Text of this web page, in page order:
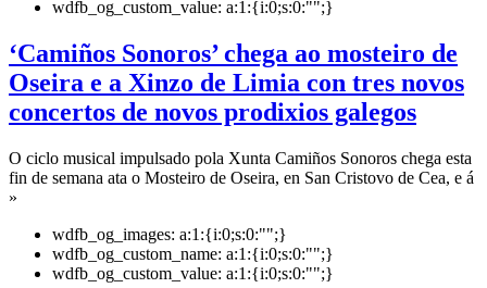
wdfb_og_custom_value: a:1:{i:0;s:0:"";}
‘Camiños Sonoros’ chega ao mosteiro de
Oseira e a Xinzo de Limia con tres novos
concertos de novos prodixios galegos
O ciclo musical impulsado pola Xunta Camiños Sonoros chega esta
fin de semana ata o Mosteiro de Oseira, en San Cristovo de Cea, e á
»
wdfb_og_images: a:1:{i:0;s:0:"";}
wdfb_og_custom_name: a:1:{i:0;s:0:"";}
wdfb_og_custom_value: a:1:{i:0;s:0:"";}